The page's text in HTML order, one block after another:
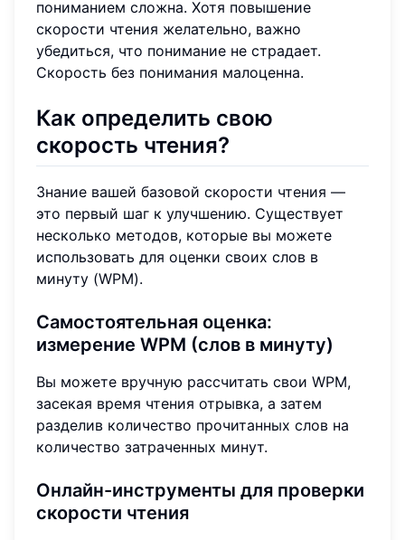
пониманием сложна. Хотя повышение
скорости чтения желательно, важно
убедиться, что понимание не страдает.
Скорость без понимания малоценна.
Как определить свою
скорость чтения?
Знание вашей базовой скорости чтения —
это первый шаг к улучшению. Существует
несколько методов, которые вы можете
использовать для оценки своих слов в
минуту (WPM).
Самостоятельная оценка:
измерение WPM (слов в минуту)
Вы можете вручную рассчитать свои WPM,
засекая время чтения отрывка, а затем
разделив количество прочитанных слов на
количество затраченных минут.
Онлайн-инструменты для проверки
скорости чтения